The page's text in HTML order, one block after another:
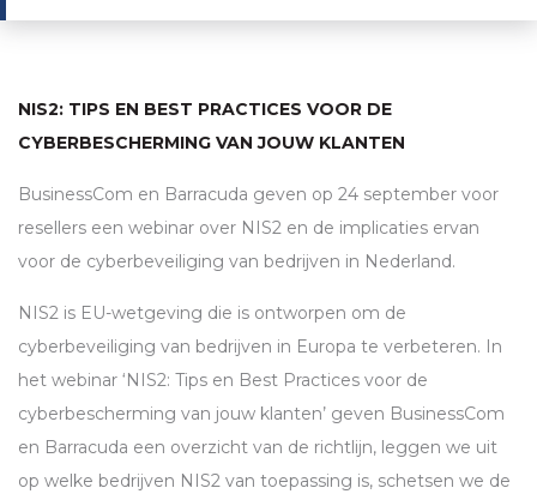
NIS2: TIPS EN BEST PRACTICES VOOR DE
CYBERBESCHERMING VAN JOUW KLANTEN
BusinessCom en Barracuda geven op 24 september voor
resellers een webinar over NIS2 en de implicaties ervan
voor de cyberbeveiliging van bedrijven in Nederland.
NIS2 is EU-wetgeving die is ontworpen om de
cyberbeveiliging van bedrijven in Europa te verbeteren. In
het webinar ‘NIS2: Tips en Best Practices voor de
cyberbescherming van jouw klanten’ geven BusinessCom
en Barracuda een overzicht van de richtlijn, leggen we uit
op welke bedrijven NIS2 van toepassing is, schetsen we de